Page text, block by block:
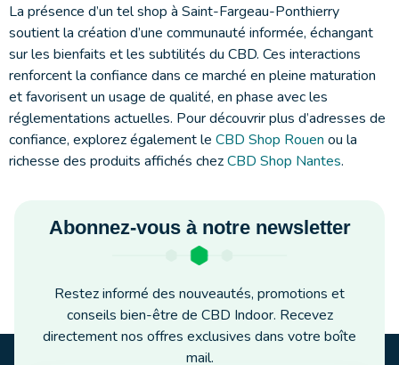
La présence d’un tel shop à Saint-Fargeau-Ponthierry
soutient la création d’une communauté informée, échangant
sur les bienfaits et les subtilités du CBD. Ces interactions
renforcent la confiance dans ce marché en pleine maturation
et favorisent un usage de qualité, en phase avec les
réglementations actuelles. Pour découvrir plus d’adresses de
confiance, explorez également le CBD Shop Rouen ou la
richesse des produits affichés chezCBD Shop Nantes.
Abonnez-vous à notre newsletter
Restez informé des nouveautés, promotions et
conseils bien-être de CBD Indoor. Recevez
directement nos offres exclusives dans votre boîte
mail.